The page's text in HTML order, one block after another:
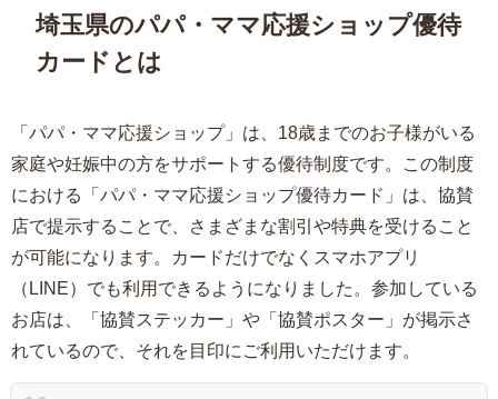
埼玉県のパパ・ママ応援ショップ優待
カードとは
「パパ・ママ応援ショップ」は、18歳までのお子様がいる
家庭や妊娠中の方をサポートする優待制度です。この制度
における「パパ・ママ応援ショップ優待カード」は、協賛
店で提示することで、さまざまな割引や特典を受けること
が可能になります。カードだけでなくスマホアプリ
（LINE）でも利用できるようになりました。参加している
お店は、「協賛ステッカー」や「協賛ポスター」が掲示さ
れているので、それを目印にご利用いただけます。